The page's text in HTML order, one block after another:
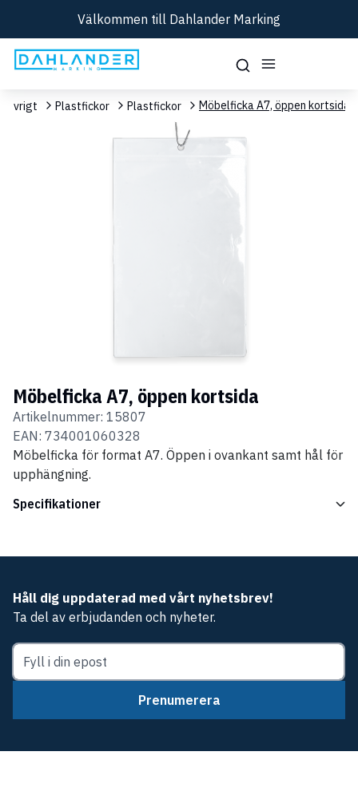
Välkommen till Dahlander Marking
Övrigt Plastfickor Plastfickor Möbelficka A7, öppen kortsida
Möbelficka A7, öppen kortsida
Artikelnummer: 15807
EAN: 734001060328
Möbelficka för format A7. Öppen i ovankant samt hål för
upphängning.
Specifikationer
Håll dig uppdaterad med vårt nyhetsbrev!
Ta del av erbjudanden och nyheter.
Prenumerera